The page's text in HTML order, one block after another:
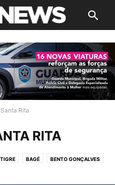
Rita
RITA
BAGÉ BENTO GONÇALVES